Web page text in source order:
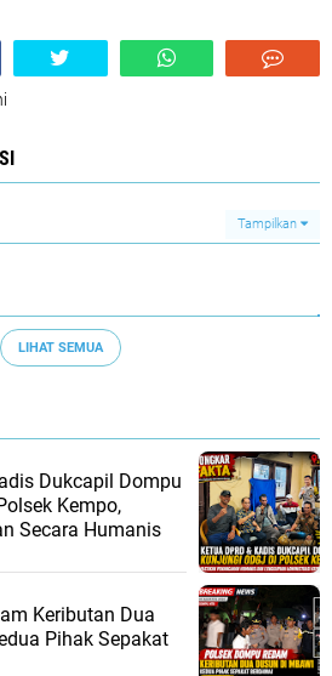
Tampilkan
LIHAT SEMUA
Dukcapil Dompu
Kempo,
Secara Humanis
Keributan Dua
Pihak Sepakat